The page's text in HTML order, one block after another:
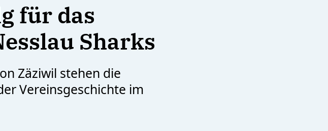
für das
Sharks
Zäziwil stehen die
Vereinsgeschichte im